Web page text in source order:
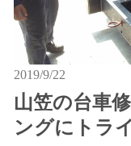
2019/9/22
山笠の台車
ングにトラ